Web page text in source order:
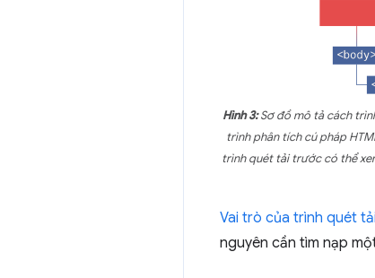
Hình 3:Sơ đồ mô tả cách
trình phân tích cú pháp
trình quét tải trước có thể
Vai trò của trình quét
nguyên cần tìm nạp